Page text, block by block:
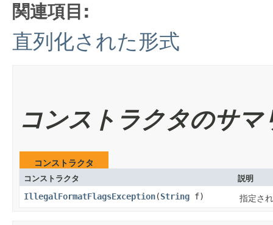
関連項目:
直列化された形式
コンストラクタのサマ
コンストラクタ
コンストラクタ 説明
IllegalFormatFlagsException​(String f) 指定さ